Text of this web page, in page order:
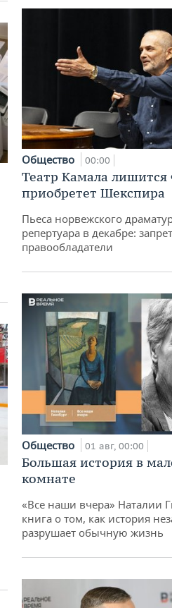
Общество 00:00
Театр Камала лишится
приобретет Шекспира
Пьеса норвежского
репертуара в декабре:
правообладатели
Общество 01 авг, 00:00
Большая история в
комнате
«Все наши вчера» Наталии
книга о том, как история
разрушает обычную жизнь